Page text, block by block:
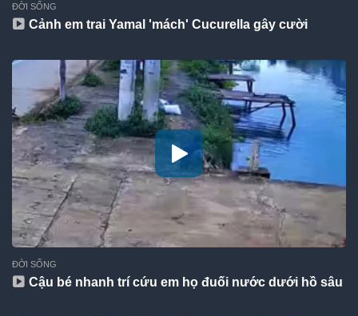
ĐỜI SỐNG
Cảnh em trai Yamal 'mách' Cucurella gây cười
ĐỜI SỐNG
Cậu bé nhanh trí cứu em họ đuối nước dưới hồ sâu